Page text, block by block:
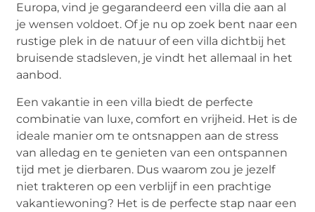
Europa, vind je gegarandeerd een villa die aan al
je wensen voldoet. Of je nu op zoek bent naar een
rustige plek in de natuur of een villa dichtbij het
bruisende stadsleven, je vindt het allemaal in het
aanbod.
Een vakantie in een villa biedt de perfecte
combinatie van luxe, comfort en vrijheid. Het is de
ideale manier om te ontsnappen aan de stress
van alledag en te genieten van een ontspannen
tijd met je dierbaren. Dus waarom zou je jezelf
niet trakteren op een verblijf in een prachtige
vakantiewoning? Het is de perfecte stap naar een